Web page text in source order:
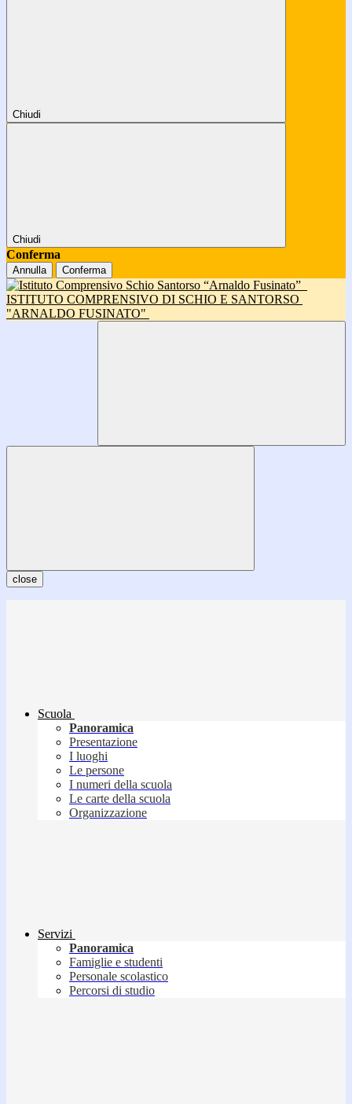
Chiudi
Chiudi
Conferma
Annulla Conferma
ISTITUTO COMPRENSIVO DI SCHIO E SANTORSO
"ARNALDO FUSINATO"
close
Scuola
Panoramica
Presentazione
I luoghi
Le persone
I numeri della scuola
Le carte della scuola
Organizzazione
Servizi
Panoramica
Famiglie e studenti
Personale scolastico
Percorsi di studio